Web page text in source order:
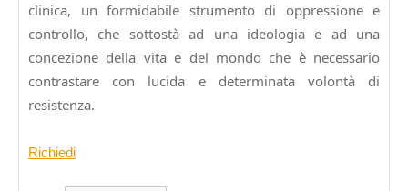
clinica, un formidabile strumento di oppressione e
controllo, che sottostà ad una ideologia e ad una
concezione della vita e del mondo che è necessario
contrastare con lucida e determinata volontà di
resistenza.
Richiedi